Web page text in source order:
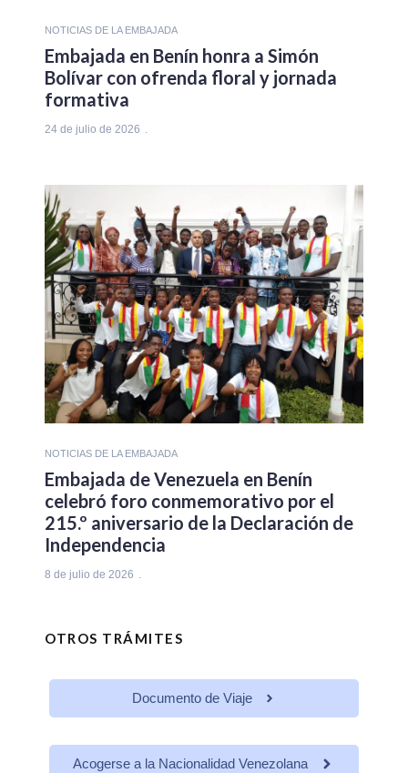
NOTICIAS DE LA EMBAJADA
Embajada en Benín honra a Simón
Bolívar con ofrenda floral y jornada
formativa
24 de julio de 2026
NOTICIAS DE LA EMBAJADA
Embajada de Venezuela en Benín
celebró foro conmemorativo por el
215.º aniversario de la Declaración de
Independencia
8 de julio de 2026
OTROS TRÁMITES
Documento de Viaje
Acogerse a la Nacionalidad Venezolana